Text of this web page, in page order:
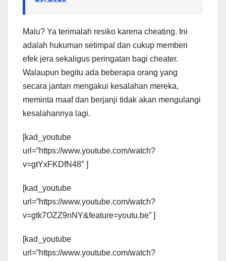
Malu? Ya terimalah resiko karena cheating. Ini
adalah hukuman setimpal dan cukup memberi
efek jera sekaligus peringatan bagi cheater.
Walaupun begitu ada beberapa orang yang
secara jantan mengakui kesalahan mereka,
meminta maaf dan berjanji tidak akan mengulangi
kesalahannya lagi.
[kad_youtube
url=”https://www.youtube.com/watch?
v=gtYxFKDfN48″ ]
[kad_youtube
url=”https://www.youtube.com/watch?
v=gtk7OZZ9nNY&feature=youtu.be” ]
[kad_youtube
url=”https://www.youtube.com/watch?